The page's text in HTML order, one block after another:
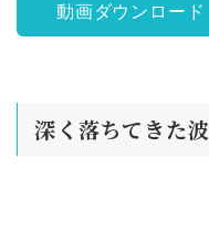
動画ダウンロード
深く落ちてきた波